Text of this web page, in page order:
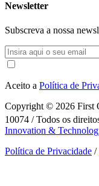
Newsletter
Subscreva a nossa
Aceito a Política de
Copyright © 2026 First
10074 / Todos os
Innovation &
Política de Privacidade /